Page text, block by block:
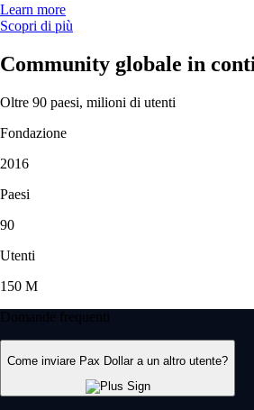
Learn more
Scopri di più
Community globale in
Oltre 90 paesi, milioni di utenti
Fondazione
2016
Paesi
90
Utenti
150 M
Domande frequenti
Come inviare Pax Dollar a un altro utente?